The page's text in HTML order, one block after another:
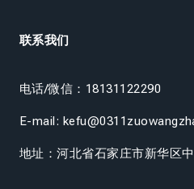
联系我们
电话/微信：18131122290
E-mail:
地址：河北省石家庄市新华区